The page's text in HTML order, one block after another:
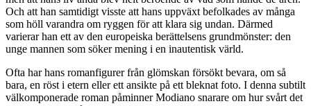
Och att han samtidigt visste att hans uppväxt befolkades av många
som höll varandra om ryggen för att klara sig undan. Därmed
varierar han ett av den europeiska berättelsens grundmönster: den
unge mannen som söker mening i en inautentisk värld.
Ofta har hans romanfigurer från glömskan försökt bevara, om så
bara, en röst i etern eller ett ansikte på ett bleknat foto. I denna subtilt
välkomponerade roman påminner Modiano snarare om hur svårt det